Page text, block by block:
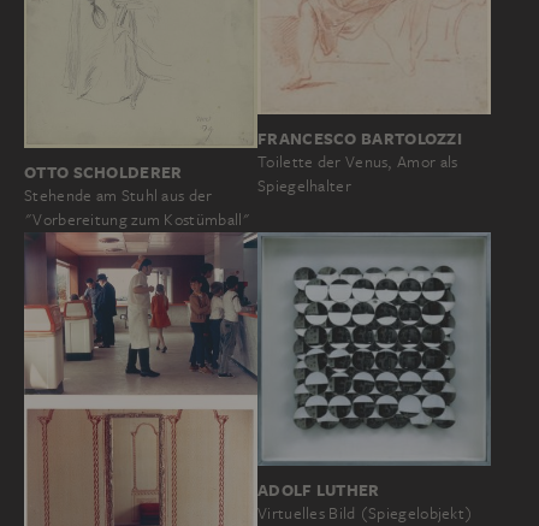
OTTO SCHOLDERER
Stehende am Stuhl aus der
"Vorbereitung zum Kostümball"
FRANCESCO BARTOLOZZI
Toilette der Venus, Amor als
Spiegelhalter
ADOLF LUTHER
Virtuelles Bild (Spiegelobjekt)